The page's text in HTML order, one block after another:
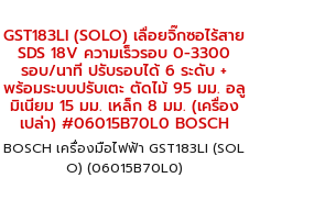
GST183LI (SOLO) เลื่อยจิ๊กซอไร้สาย
SDS 18V ความเร็วรอบ 0-3300
รอบ/นาที ปรับรอบได้ 6 ระดับ +
พร้อมระบบปรับเตะ ตัดไม้ 95 มม. อลู
มิเนียม 15 มม. เหล็ก 8 มม. (เครื่อง
เปล่า) #06015B70L0 BOSCH
BOSCH เครื่องมือไฟฟ้า GST183LI (SOL
O) (06015B70L0)